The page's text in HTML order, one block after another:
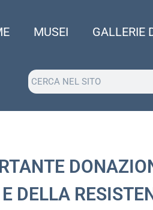
MUSEI GALLERIE
DELLA